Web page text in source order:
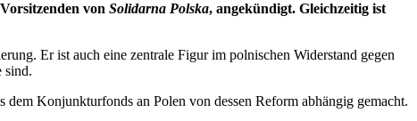
von Solidarna Polska, angekündigt. Gleichzeitig ist
Er ist auch eine zentrale Figur im polnischen Widerstand gegen
sind.
Konjunkturfonds an Polen von dessen Reform abhängig gemacht.